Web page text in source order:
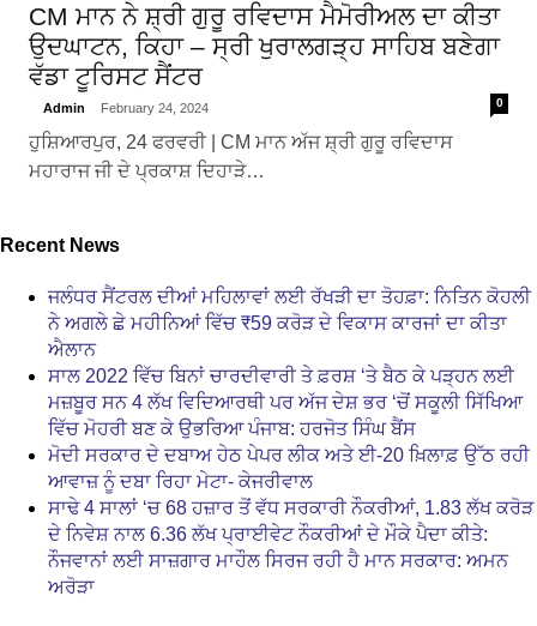
CM ਮਾਨ ਨੇ ਸ਼੍ਰੀ ਗੁਰੂ ਰਵਿਦਾਸ ਮੈਮੋਰੀਅਲ ਦਾ ਕੀਤਾ
ਉਦਘਾਟਨ, ਕਿਹਾ – ਸ੍ਰੀ ਖੁਰਾਲਗੜ੍ਹ ਸਾਹਿਬ ਬਣੇਗਾ
ਵੱਡਾ ਟੂਰਿਸਟ ਸੈਂਟਰ
Admin February 24, 2024 0
ਹੁਸ਼ਿਆਰਪੁਰ, 24 ਫਰਵਰੀ | CM ਮਾਨ ਅੱਜ ਸ਼੍ਰੀ ਗੁਰੂ ਰਵਿਦਾਸ
ਮਹਾਰਾਜ ਜੀ ਦੇ ਪ੍ਰਕਾਸ਼ ਦਿਹਾੜੇ…
Recent News
ਜਲੰਧਰ ਸੈਂਟਰਲ ਦੀਆਂ ਮਹਿਲਾਵਾਂ ਲਈ ਰੱਖੜੀ ਦਾ ਤੋਹਫ਼ਾ: ਨਿਤਿਨ ਕੋਹਲੀ
ਨੇ ਅਗਲੇ ਛੇ ਮਹੀਨਿਆਂ ਵਿੱਚ ₹59 ਕਰੋੜ ਦੇ ਵਿਕਾਸ ਕਾਰਜਾਂ ਦਾ ਕੀਤਾ
ਐਲਾਨ
ਸਾਲ 2022 ਵਿੱਚ ਬਿਨਾਂ ਚਾਰਦੀਵਾਰੀ ਤੇ ਫ਼ਰਸ਼ ‘ਤੇ ਬੈਠ ਕੇ ਪੜ੍ਹਨ ਲਈ
ਮਜ਼ਬੂਰ ਸਨ 4 ਲੱਖ ਵਿਦਿਆਰਥੀ ਪਰ ਅੱਜ ਦੇਸ਼ ਭਰ ‘ਚੋਂ ਸਕੂਲੀ ਸਿੱਖਿਆ
ਵਿੱਚ ਮੋਹਰੀ ਬਣ ਕੇ ਉਭਰਿਆ ਪੰਜਾਬ: ਹਰਜੋਤ ਸਿੰਘ ਬੈਂਸ
ਮੋਦੀ ਸਰਕਾਰ ਦੇ ਦਬਾਅ ਹੇਠ ਪੇਪਰ ਲੀਕ ਅਤੇ ਈ-20 ਖ਼ਿਲਾਫ਼ ਉੱਠ ਰਹੀ
ਆਵਾਜ਼ ਨੂੰ ਦਬਾ ਰਿਹਾ ਮੇਟਾ- ਕੇਜਰੀਵਾਲ
ਸਾਢੇ 4 ਸਾਲਾਂ ‘ਚ 68 ਹਜ਼ਾਰ ਤੋਂ ਵੱਧ ਸਰਕਾਰੀ ਨੌਕਰੀਆਂ, 1.83 ਲੱਖ ਕਰੋੜ
ਦੇ ਨਿਵੇਸ਼ ਨਾਲ 6.36 ਲੱਖ ਪ੍ਰਾਈਵੇਟ ਨੌਕਰੀਆਂ ਦੇ ਮੌਕੇ ਪੈਦਾ ਕੀਤੇ:
ਨੌਜਵਾਨਾਂ ਲਈ ਸਾਜ਼ਗਾਰ ਮਾਹੌਲ ਸਿਰਜ ਰਹੀ ਹੈ ਮਾਨ ਸਰਕਾਰ: ਅਮਨ
ਅਰੋੜਾ